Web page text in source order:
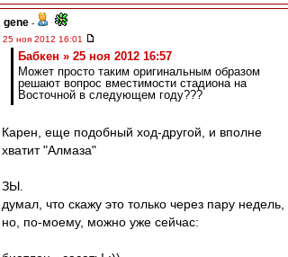
gene -
25 ноя 2012 16:01
Бабкен » 25 ноя 2012 16:57
Может просто таким оригинальным образом
решают вопрос вместимости стадиона на
Восточной в следующем году???
Карен, еще подобный ход-другой, и вполне
хватит "Алмаза"
ЗЫ.
думал, что скажу это только через пару недель,
но, по-моему, можно уже сейчас: